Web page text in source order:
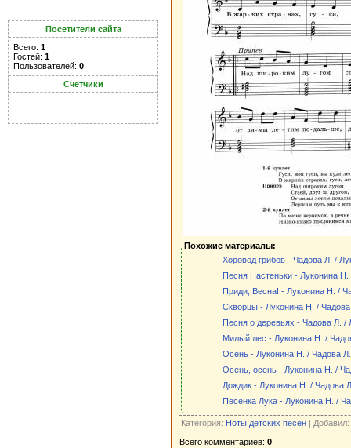
Посетители сайта
Всего: 1
Гостей: 1
Пользователей: 0
Счетчики
Похожие материалы:
Хоровод грибов - Чадова Л. /
Песня Настеньки - Луконина
Приди, Весна! - Луконина Н. /
Скворцы - Луконина Н. /
Песня о деревьях - Чадова Л. /
Милый лес - Луконина Н. /
Осень - Луконина Н. / Чадова Л.
Осень, осень - Луконина Н. /
Дождик - Луконина Н. / Чадова
Песенка Лука - Луконина Н. /
Категория: Ноты детских песен | Добавил:
Всего комментариев: 0